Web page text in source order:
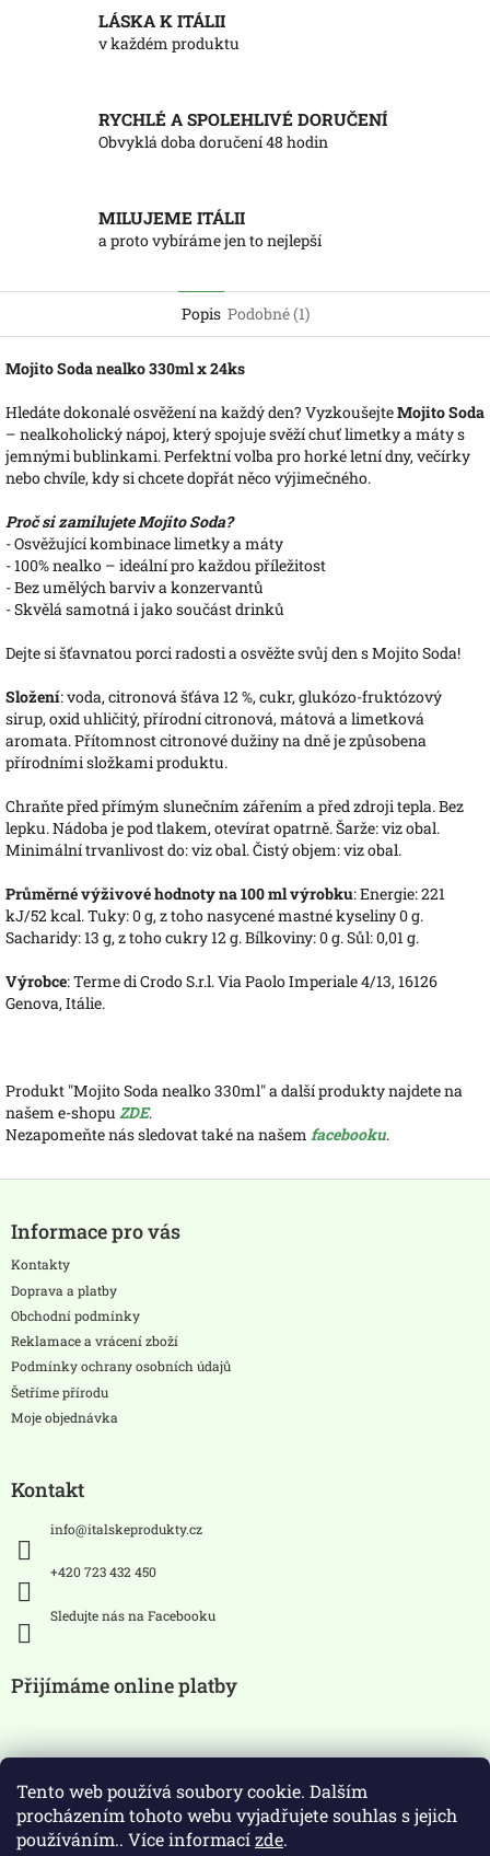
Tento web používá soubory cookie. Dalším
procházením tohoto webu vyjadřujete souhlas s jejich
používáním.. Více informacízde.
LÁSKA K ITÁLII
v každém produktu
RYCHLÉ A SPOLEHLIVÉ DORUČENÍ
Obvyklá doba doručení 48 hodin
MILUJEME ITÁLII
a proto vybíráme jen to nejlepší
Popis Podobné (1)
Mojito Soda nealko 330ml x 24ks
Hledáte dokonalé osvěžení na každý den? VyzkoušejteMojito Soda
– nealkoholický nápoj, který spojuje svěží chuť limetky a máty s
jemnými bublinkami. Perfektní volba pro horké letní dny, večírky
nebo chvíle, kdy si chcete dopřát něco výjimečného.
Proč si zamilujete Mojito Soda?
- Osvěžující kombinace limetky a máty
- 100% nealko – ideální pro každou příležitost
- Bez umělých barviv a konzervantů
- Skvělá samotná i jako součást drinků
Dejte si šťavnatou porci radosti a osvěžte svůj den s Mojito Soda!
Složení: voda, citronová šťáva 12 %, cukr, glukózo-fruktózový
sirup, oxid uhličitý, přírodní citronová, mátová a limetková
aromata. Přítomnost citronové dužiny na dně je způsobena
přírodními složkami produktu.
Chraňte před přímým slunečním zářením a před zdroji tepla. Bez
lepku. Nádoba je pod tlakem, otevírat opatrně. Šarže: viz obal.
Minimální trvanlivost do: viz obal. Čistý objem: viz obal.
Průměrné výživové hodnoty na 100 ml výrobku: Energie: 221
kJ/52 kcal. Tuky: 0 g, z toho nasycené mastné kyseliny 0 g.
Sacharidy: 13 g, z toho cukry 12 g. Bílkoviny: 0 g. Sůl: 0,01 g.
Výrobce: Terme di Crodo S.r.l. Via Paolo Imperiale 4/13, 16126
Genova, Itálie.
Produkt "Mojito Soda nealko 330ml" a další produkty najdete na
našem e-shopu ZDE.
Nezapomeňte nás sledovat také na našem facebooku.
pInformace pro vás
Kontakty
Doprava a platby
Obchodní podmínky
Reklamace a vrácení zboží
Podmínky ochrany osobních údajů
Šetříme přírodu
Moje objednávka
Kontakt
info@italskeprodukty.cz
+420 723 432 450
Sledujte nás na Facebooku
Přijímáme online platby